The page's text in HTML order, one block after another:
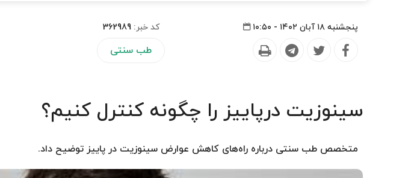
پنجشنبه ۱۸ آبان ۱۴۰۲ - ۱۰:۵۰ کد خبر:362989
طب سنتی
سینوزیت درپاییز را چگونه کنترل کنیم؟
متخصص طب سنتی درباره راه‌های کاهش عوارض سینوزیت در پاییز توضیح داد.